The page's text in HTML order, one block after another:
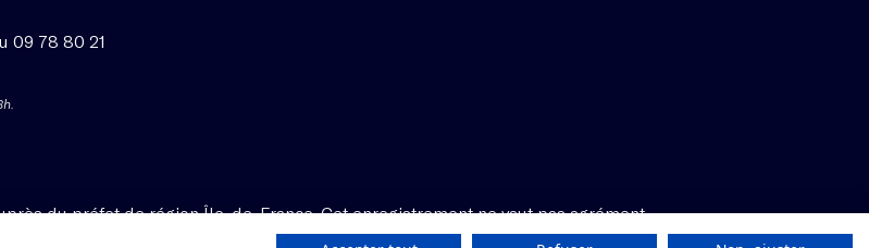
09 78 80 21
du préfet de région Île-de-France. Cet enregistrement ne vaut pas agrément.